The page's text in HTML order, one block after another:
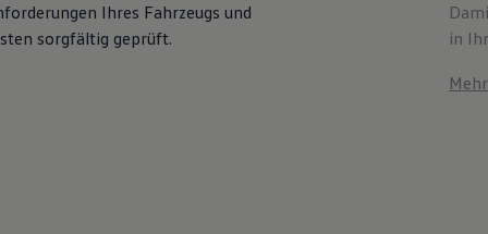
Ihres Fahrzeugs und
sorgfältig geprüft.
in